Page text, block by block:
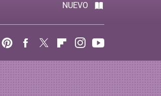
NUEVO
PinterestFacebook
Twitter FlipboardInstagram